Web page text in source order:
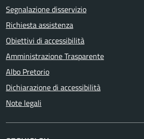
Segnalazione disservizio
Richiesta assistenza
Obiettivi di accessibilità
Amministrazione Trasparente
Albo Pretorio
Dichiarazione di accessibilità
Note legali